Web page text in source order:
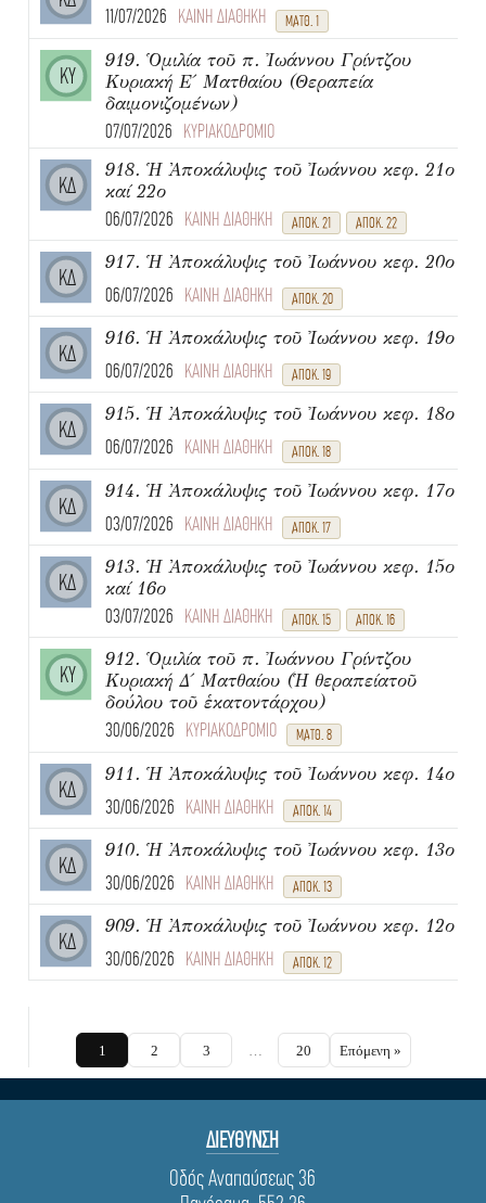
11/07/2026 ΚΑΙΝΗ ΔΙΑΘΗΚΗ ΜΑΤΘ. 1
ΚΥ
919. Ὁμιλία τοῦ π. Ἰωάννου Γρίντζου
Κυριακή Ε΄ Ματθαίου (Θεραπεία
δαιμονιζομένων)
07/07/2026 ΚΥΡΙΑΚΟΔΡΟΜΙΟ
ΚΔ
918. Ἡ Ἀποκάλυψις τοῦ Ἰωάννου κεφ. 21ο
καί 22ο
06/07/2026 ΚΑΙΝΗ ΔΙΑΘΗΚΗ ΑΠΟΚ. 21 ΑΠΟΚ. 22
ΚΔ
917. Ἡ Ἀποκάλυψις τοῦ Ἰωάννου κεφ. 20ο
06/07/2026 ΚΑΙΝΗ ΔΙΑΘΗΚΗ ΑΠΟΚ. 20
ΚΔ
916. Ἡ Ἀποκάλυψις τοῦ Ἰωάννου κεφ. 19ο
06/07/2026 ΚΑΙΝΗ ΔΙΑΘΗΚΗ ΑΠΟΚ. 19
ΚΔ
915. Ἡ Ἀποκάλυψις τοῦ Ἰωάννου κεφ. 18ο
06/07/2026 ΚΑΙΝΗ ΔΙΑΘΗΚΗ ΑΠΟΚ. 18
ΚΔ
914. Ἡ Ἀποκάλυψις τοῦ Ἰωάννου κεφ. 17ο
03/07/2026 ΚΑΙΝΗ ΔΙΑΘΗΚΗ ΑΠΟΚ. 17
ΚΔ
913. Ἡ Ἀποκάλυψις τοῦ Ἰωάννου κεφ. 15ο
καί 16ο
03/07/2026 ΚΑΙΝΗ ΔΙΑΘΗΚΗ ΑΠΟΚ. 15 ΑΠΟΚ. 16
ΚΥ
912. Ὁμιλία τοῦ π. Ἰωάννου Γρίντζου
Κυριακή Δ΄ Ματθαίου (Ἡ θεραπείατοῦ
δούλου τοῦ ἑκατοντάρχου)
30/06/2026 ΚΥΡΙΑΚΟΔΡΟΜΙΟ ΜΑΤΘ. 8
ΚΔ
911. Ἡ Ἀποκάλυψις τοῦ Ἰωάννου κεφ. 14ο
30/06/2026 ΚΑΙΝΗ ΔΙΑΘΗΚΗ ΑΠΟΚ. 14
ΚΔ
910. Ἡ Ἀποκάλυψις τοῦ Ἰωάννου κεφ. 13ο
30/06/2026 ΚΑΙΝΗ ΔΙΑΘΗΚΗ ΑΠΟΚ. 13
ΚΔ
909. Ἡ Ἀποκάλυψις τοῦ Ἰωάννου κεφ. 12ο
30/06/2026 ΚΑΙΝΗ ΔΙΑΘΗΚΗ ΑΠΟΚ. 12
1 2 3 20 Επόμενη »
ΔΙΕΥΘΥΝΣΗ
Οδός Αναπαύσεως 36